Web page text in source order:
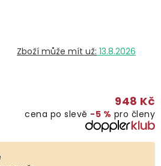
13.8.2026
948 Kč
cena po slevě −5 % pro členy